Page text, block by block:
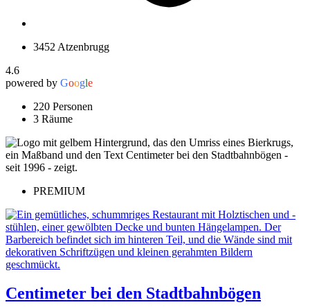
3452 Atzenbrugg
4.6
powered by Google
220 Personen
3 Räume
PREMIUM
Centimeter bei den Stadtbahnbögen